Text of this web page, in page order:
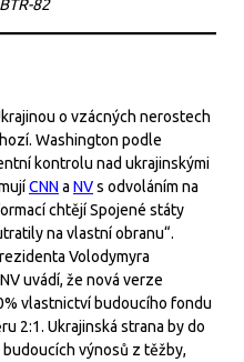
82
o vzácných nerostech
Washington podle
kontrolu nad ukrajinskými
CNN a NVs odvoláním na
chtějí Spojené státy
na vlastní obranu“.
Volodymyra
uvádí, že nová verze
vlastnictví budoucího fondu
2:1. Ukrajinská strana by do
výnosů z těžby,